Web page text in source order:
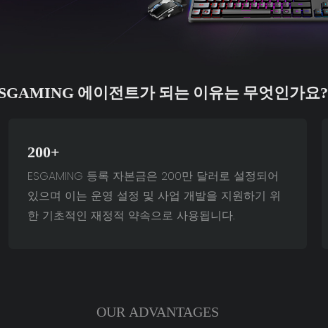
에이전트가 되는 이유는 무엇인가요?
200+
ESGAMING 등록 자본금은 200만 달러로 설정되어
있으며 이는 운영 설정 및 사업 개발을 지원하기 위
한 기초적인 재정적 약속으로 사용됩니다.
OUR ADVANTAGES